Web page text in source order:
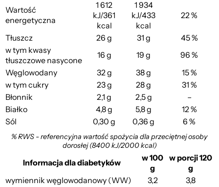
Wartość
energetyczna
1 612
kJ/361
kcal
1 934
kJ/433
kcal
22 %
Tłuszcz 26 g 31 g
45 %
w tym kwasy
tłuszczowe nasycone
16 g 19 g
96 %
Węglowodany
32 g 38 g
15 %
w tym cukry
23 g 28 g
31 %
Błonnik
2,1 g 2,5 g
–
Białko
4,8 g 5,8 g
12 %
Sól
0,30 g 0,36 g 6 %
% RWS - referencyjna wartość spożycia dla przeciętnej osoby
dorosłej (8400 kJ/2000 kcal)
Informacja dla diabetyków
w 100
g
w porcji 120
g
wymiennik węglowodanowy (WW)
3,2
3,8